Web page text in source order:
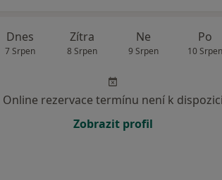
Dnes
7 Srpen
Zítra
8 Srpen
Ne
9 Srpen
Po
10 Srpen
Online rezervace termínu není k dispozici
Zobrazit profil